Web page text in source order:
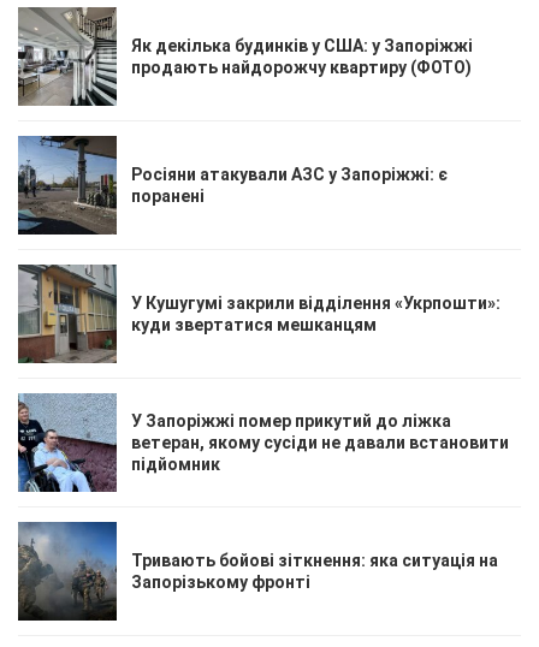
Як декілька будинків у США: у Запоріжжі
продають найдорожчу квартиру (ФОТО)
Росіяни атакували АЗС у Запоріжжі: є
поранені
У Кушугумі закрили відділення «Укрпошти»:
куди звертатися мешканцям
У Запоріжжі помер прикутий до ліжка
ветеран, якому сусіди не давали встановити
підйомник
Тривають бойові зіткнення: яка ситуація на
Запорізькому фронті